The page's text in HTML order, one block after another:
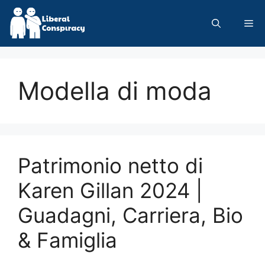
Skip
content
Modella di moda
Patrimonio netto di
Karen Gillan 2024 |
Guadagni, Carriera, Bio
& Famiglia